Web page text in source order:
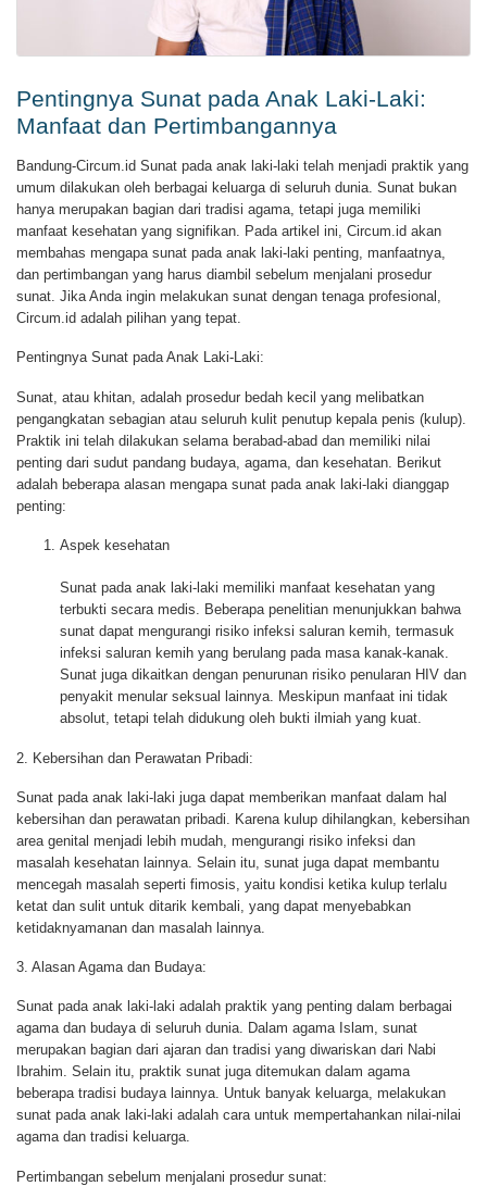
Pentingnya Sunat pada Anak Laki-Laki:
Manfaat dan Pertimbangannya
Bandung-Circum.id Sunat pada anak laki-laki telah menjadi praktik yang
umum dilakukan oleh berbagai keluarga di seluruh dunia. Sunat bukan
hanya merupakan bagian dari tradisi agama, tetapi juga memiliki
manfaat kesehatan yang signifikan. Pada artikel ini, Circum.id akan
membahas mengapa sunat pada anak laki-laki penting, manfaatnya,
dan pertimbangan yang harus diambil sebelum menjalani prosedur
sunat. Jika Anda ingin melakukan sunat dengan tenaga profesional,
Circum.id adalah pilihan yang tepat.
Pentingnya Sunat pada Anak Laki-Laki:
Sunat, atau khitan, adalah prosedur bedah kecil yang melibatkan
pengangkatan sebagian atau seluruh kulit penutup kepala penis (kulup).
Praktik ini telah dilakukan selama berabad-abad dan memiliki nilai
penting dari sudut pandang budaya, agama, dan kesehatan. Berikut
adalah beberapa alasan mengapa sunat pada anak laki-laki dianggap
penting:
Aspek kesehatan
Sunat pada anak laki-laki memiliki manfaat kesehatan yang
terbukti secara medis. Beberapa penelitian menunjukkan bahwa
sunat dapat mengurangi risiko infeksi saluran kemih, termasuk
infeksi saluran kemih yang berulang pada masa kanak-kanak.
Sunat juga dikaitkan dengan penurunan risiko penularan HIV dan
penyakit menular seksual lainnya. Meskipun manfaat ini tidak
absolut, tetapi telah didukung oleh bukti ilmiah yang kuat.
2. Kebersihan dan Perawatan Pribadi:
Sunat pada anak laki-laki juga dapat memberikan manfaat dalam hal
kebersihan dan perawatan pribadi. Karena kulup dihilangkan, kebersihan
area genital menjadi lebih mudah, mengurangi risiko infeksi dan
masalah kesehatan lainnya. Selain itu, sunat juga dapat membantu
mencegah masalah seperti fimosis, yaitu kondisi ketika kulup terlalu
ketat dan sulit untuk ditarik kembali, yang dapat menyebabkan
ketidaknyamanan dan masalah lainnya.
3. Alasan Agama dan Budaya:
Sunat pada anak laki-laki adalah praktik yang penting dalam berbagai
agama dan budaya di seluruh dunia. Dalam agama Islam, sunat
merupakan bagian dari ajaran dan tradisi yang diwariskan dari Nabi
Ibrahim. Selain itu, praktik sunat juga ditemukan dalam agama
beberapa tradisi budaya lainnya. Untuk banyak keluarga, melakukan
sunat pada anak laki-laki adalah cara untuk mempertahankan nilai-nilai
agama dan tradisi keluarga.
Pertimbangan sebelum menjalani prosedur sunat: